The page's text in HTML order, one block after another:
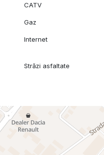
CATV
Gaz
Internet
Străzi asfaltate